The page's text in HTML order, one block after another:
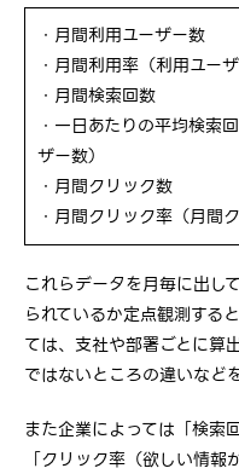
・月間利用ユーザー数
・月間利用率（利用ユー
・月間検索回数
・一日あたりの平均検索
ザー数）
・月間クリック数
・月間クリック率（月間
これらデータを月毎に出し
られているか定点観測する
ては、支社や部署ごとに算
ではないところの違いなど
また企業によっては「検索
「クリック率（欲しい情報